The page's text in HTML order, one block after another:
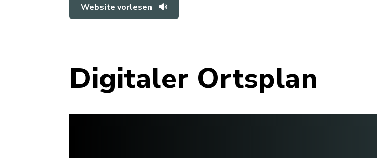
Website vorlesen
Digitaler Ortsplan